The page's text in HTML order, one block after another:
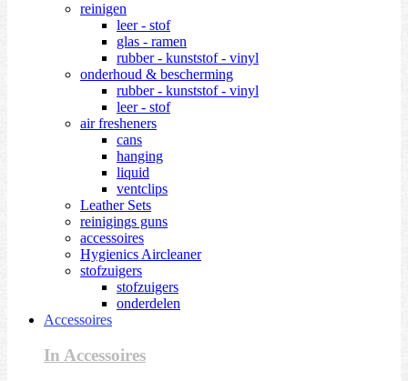
reinigen
leer - stof
glas - ramen
rubber - kunststof - vinyl
onderhoud & bescherming
rubber - kunststof - vinyl
leer - stof
air fresheners
cans
hanging
liquid
ventclips
Leather Sets
reinigings guns
accessoires
Hygienics Aircleaner
stofzuigers
stofzuigers
onderdelen
Accessoires
In Accessoires